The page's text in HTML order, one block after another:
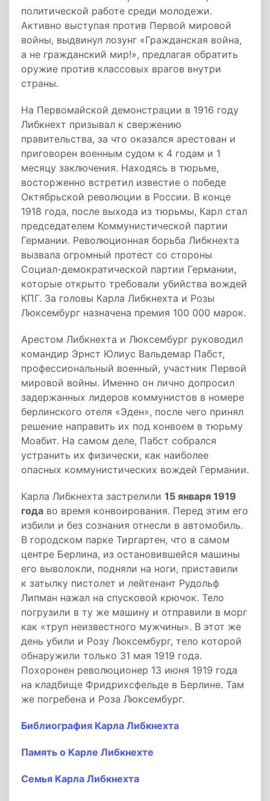
политической работе среди молодежи.
Активно выступая против Первой мировой
войны, выдвинул лозунг «Гражданская война,
а не гражданский мир!», предлагая обратить
оружие против классовых врагов внутри
страны.
На Первомайской демонстрации в 1916 году
Либкнехт призывал к свержению
правительства, за что оказался арестован и
приговорен военным судом к 4 годам и 1
месяцу заключения. Находясь в тюрьме,
восторженно встретил известие о победе
Октябрьской революции в России. В конце
1918 года, после выхода из тюрьмы, Карл стал
председателем Коммунистической партии
Германии. Революционная борьба Либкнехта
вызвала огромный протест со стороны
Социал-демократической партии Германии,
которые открыто требовали убийства вождей
КПГ. За головы Карла Либкнехта и Розы
Люксембург назначена премия 100 000 марок.
Арестом Либкнехта и Люксембург руководил
командир Эрнст Юлиус Вальдемар Пабст,
профессиональный военный, участник Первой
мировой войны. Именно он лично допросил
задержанных лидеров коммунистов в номере
берлинского отеля «Эден», после чего принял
решение направить их под конвоем в тюрьму
Моабит. На самом деле, Пабст собрался
устранить их физически, как наиболее
опасных коммунистических вождей Германии.
Карла Либкнехта застрелили 15 января 1919
года во время конвоирования. Перед этим его
избили и без сознания отнесли в автомобиль.
В городском парке Тиргартен, что в самом
центре Берлина, из остановившейся машины
его выволокли, подняли на ноги, приставили
к затылку пистолет и лейтенант Рудольф
Липман нажал на спусковой крючок. Тело
погрузили в ту же машину и отправили в морг
как «труп неизвестного мужчины». В этот же
день убили и Розу Люксембург, тело которой
обнаружили только 31 мая 1919 года.
Похоронен революционер 13 июня 1919 года
на кладбище Фридрихсфельде в Берлине. Там
же погребена и Роза Люксембург.
Библиография Карла Либкнехта
Память о Карле Либкнехте
Семья Карла Либкнехта